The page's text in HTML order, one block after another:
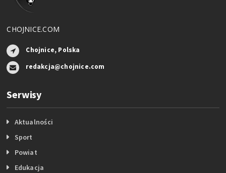
CHOJNICE.COM
Chojnice, Polska
redakcja@chojnice.com
Serwisy
Aktualności
Sport
Powiat
Edukacja